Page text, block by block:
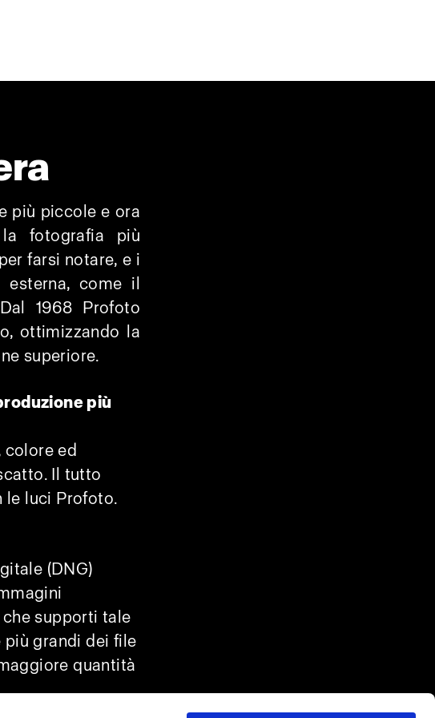
più piccole e ora
fotografia più
farsi notare, e i
come il
1968 Profoto
ottimizzando la
superiore.
più
ed
Il tutto
luci Profoto.
(DNG)
supporti tale
più grandi dei file
quantità